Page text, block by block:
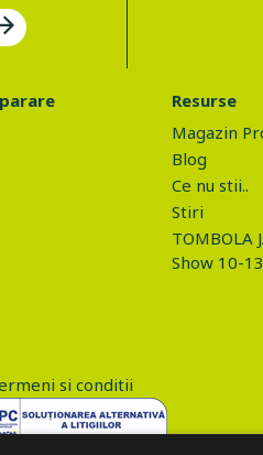
Resurse
Magazin
Blog
Ce nu stii..
Stiri
TOMBOLA
Show 10-
si conditii